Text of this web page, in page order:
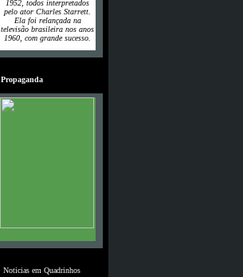
1952, todos interpretados
pelo ator Charles Starrett.
Ela foi relançada na
televisão brasileira nos anos
1960, com grande sucesso.
Propaganda
Noticias em Quadrinhos